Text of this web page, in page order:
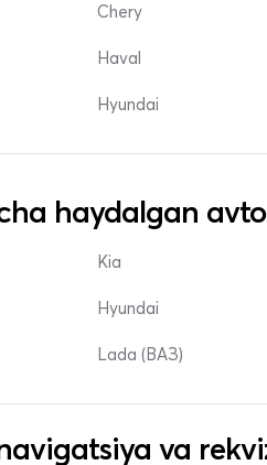
Chery
Haval
Hyundai
haydalgan
Kia
Hyundai
Lada (ВАЗ)
va